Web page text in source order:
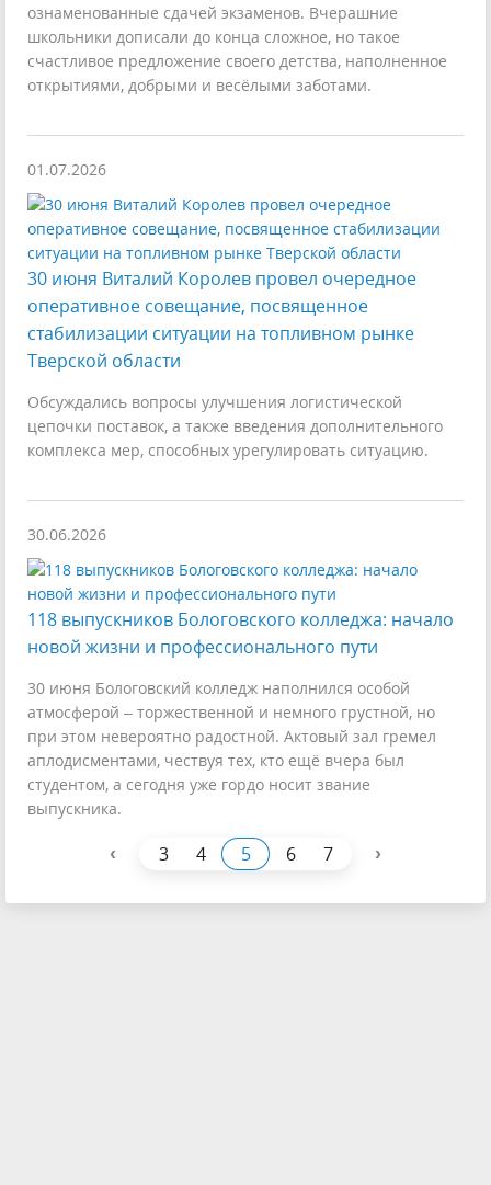
ознаменованные сдачей экзаменов. Вчерашние
школьники дописали до конца сложное, но такое
счастливое предложение своего детства, наполненное
открытиями, добрыми и весёлыми заботами.
01.07.2026
30 июня Виталий Королев провел очередное
оперативное совещание, посвященное
стабилизации ситуации на топливном рынке
Тверской области
Обсуждались вопросы улучшения логистической
цепочки поставок, а также введения дополнительного
комплекса мер, способных урегулировать ситуацию.
30.06.2026
118 выпускников Бологовского колледжа: начало
новой жизни и профессионального пути
30 июня Бологовский колледж наполнился особой
атмосферой – торжественной и немного грустной, но
при этом невероятно радостной. Актовый зал гремел
аплодисментами, чествуя тех, кто ещё вчера был
студентом, а сегодня уже гордо носит звание
выпускника.
‹ 3 4 5 6 7 ›